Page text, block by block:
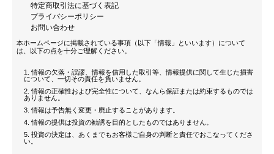
特定商取引法に基づく表記
プライバシーポリシー
お問い合わせ
本ホームページに掲載されている事項（以下「情報」といいます）について
は、以下の点を十分ご理解ください。
情報の欠落・誤謬、情報を信用した取引等、情報提供に関して生じた損害
について、一切その責任を負いません。
情報の正確性および完全性について、なんら保証または約束するものでは
ありません。
情報は予告無く変更・廃止することがあります。
情報の提供は投資の勧誘を目的としたものではありません。
投資の決定は、あくまでもお客様ご自身の判断と責任でおこなってくださ
い。